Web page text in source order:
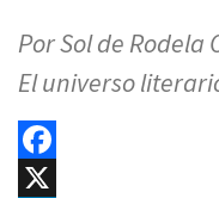
Por Sol de Rodela
El universo
Facebook